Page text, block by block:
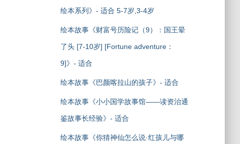
绘本系列》- 适合 5-7岁,3-4岁
绘本故事《财富号历险记（9）：国王晕
了头 [7-10岁] [Fortune adventure：
9]》- 适合
绘本故事《巴颜喀拉山的孩子》- 适合
绘本故事《小小国学故事馆——读资治通
鉴故事长经验》- 适合
绘本故事《你猜神仙怎么说·红孩儿与哪